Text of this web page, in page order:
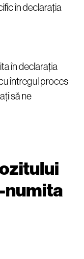
în declarația
în declarația
întregul proces
să ne
numita